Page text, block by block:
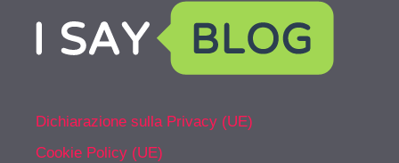
Dichiarazione sulla Privacy (UE)
Cookie Policy (UE)